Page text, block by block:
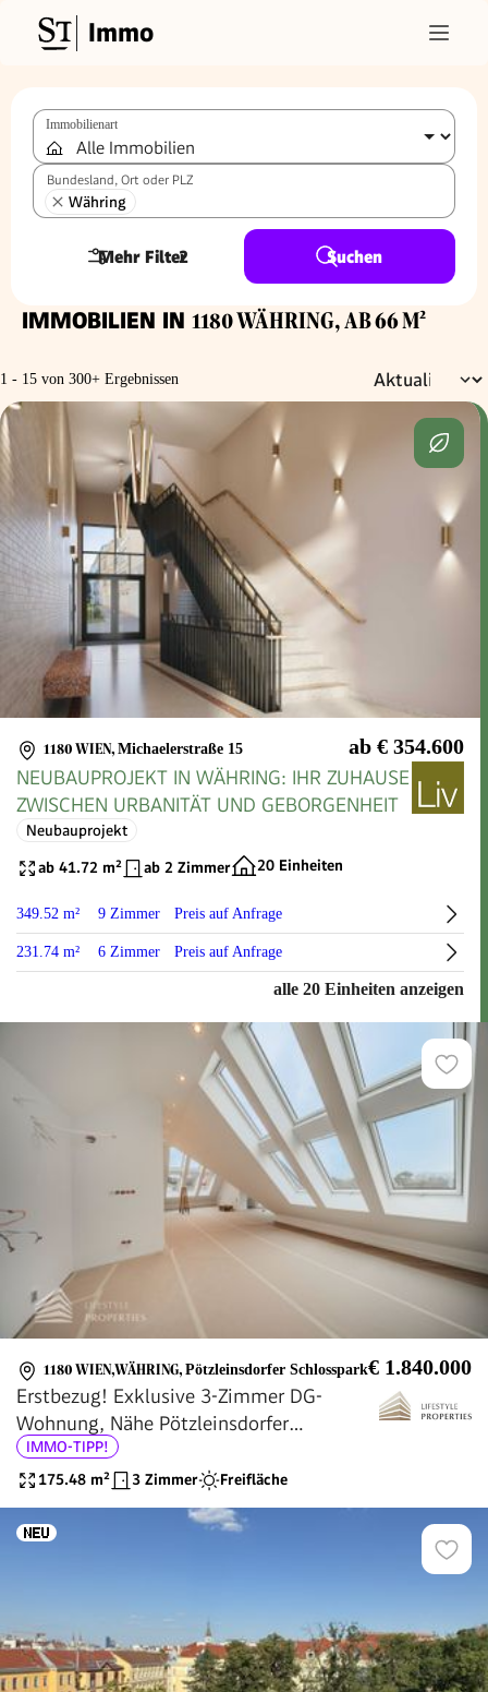
Immo
Immobilienart
Bundesland, Ort oder PLZ
Währing
Mehr Filter
2 Suchen
IMMOBILIEN IN 1180 WÄHRING, AB 66 M²
1 - 15 von 300+ Ergebnissen
1180 WIEN, Michaelerstraße 15 ab € 354.600
NEUBAUPROJEKT IN WÄHRING: IHR ZUHAUSE
ZWISCHEN URBANITÄT UND GEBORGENHEIT
Neubauprojekt
ab 41.72 m² ab 2 Zimmer 20 Einheiten
349.52 m² 9 Zimmer Preis auf Anfrage
231.74 m² 6 Zimmer Preis auf Anfrage
alle 20 Einheiten anzeigen
1180 WIEN,WÄHRING, Pötzleinsdorfer Schlosspark€ 1.840.000
Erstbezug! Exklusive 3-Zimmer DG-
Wohnung, Nähe Pötzleinsdorfer
Schlosspark
IMMO-TIPP!
175.48 m² 3 Zimmer Freifläche